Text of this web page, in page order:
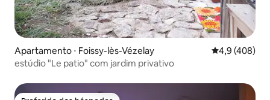
Apartamento ⋅ Foissy-lès-Vézelay 4,9 de uma
4,9 (408)
estúdio "Le patio" com jardim privativo